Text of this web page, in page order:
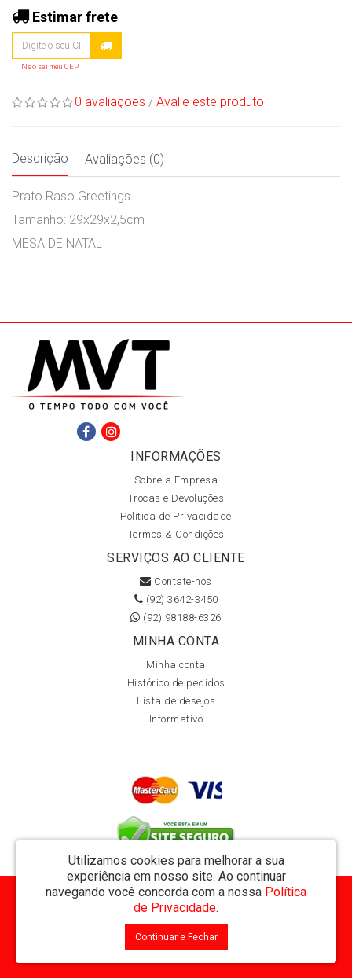
Estimar frete
Não sei meu CEP
0 avaliações / Avalie este produto
Descrição Avaliações (0)
Prato Raso Greetings
Tamanho: 29x29x2,5cm
MESA DE NATAL
INFORMAÇÕES
Sobre a Empresa
Trocas e Devoluções
Política de Privacidade
Termos & Condições
SERVIÇOS AO CLIENTE
Contate-nos
(92) 3642-3450
(92) 98188-6326
MINHA CONTA
Minha conta
Histórico de pedidos
Lista de desejos
Informativo
Utilizamos cookies para melhorar a sua
experiência em nosso site. Ao continuar
navegando você concorda com a nossa Política
de Privacidade.
Continuar e Fechar
MVT Comércio de Representação de Livros Ltda - CNPJ: 11.162.894/0001-32
Rua Visconde de Utinga 234 - Parque das Laranjeiras - Manaus / AM - CEP: 69058-810
MVT Livraria © 2026